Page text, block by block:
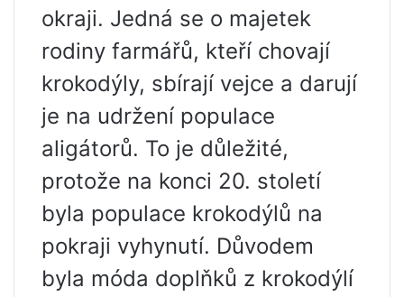
okraji. Jedná se o majetek
rodiny farmářů, kteří chovají
krokodýly, sbírají vejce a darují
je na udržení populace
aligátorů. To je důležité,
protože na konci 20. století
byla populace krokodýlů na
pokraji vyhynutí. Důvodem
byla móda doplňků z krokodýlí